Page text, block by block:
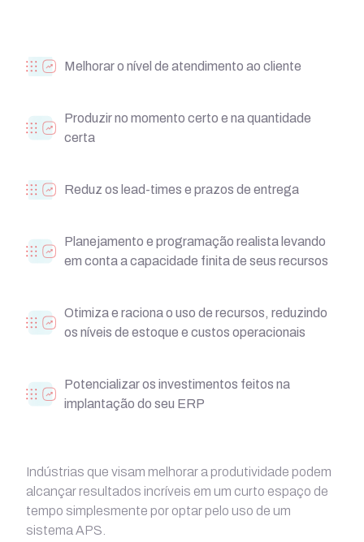
Melhorar o nível de atendimento ao cliente
Produzir no momento certo e na quantidade
certa
Reduz os lead-times e prazos de entrega
Planejamento e programação realista levando
em conta a capacidade finita de seus recursos
Otimiza e raciona o uso de recursos, reduzindo
os níveis de estoque e custos operacionais
Potencializar os investimentos feitos na
implantação do seu ERP
Indústrias que visam melhorar a produtividade podem
alcançar resultados incríveis em um curto espaço de
tempo simplesmente por optar pelo uso de um
sistema APS.